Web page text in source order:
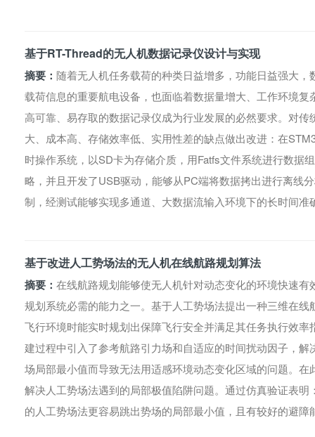
基于RT-Thread的无人机数据记录仪设计与实现
摘要： 随着无人机任务载荷的种类日益增多，功能日益强大
载荷信息的重要航电设备，也面临着数据量增大、工作环境
高可靠、易存取的数据记录仪成为行业发展的必然要求。对
大、成本高、存储效率低、实用性差的缺点做出改进：在
时操作系统，以SD卡为存储介质，用Fatfs文件系统进行数据
略，并且开发了USB驱动，能够从PC端将数据拷出进行离线
制，经测试能够实现多通道、大数据流输入环境下的长时间准
基于改进人工势场法的无人机在线航路规划算法
摘要： 在线航路规划能够使无人机针对动态变化的环境快速
规划系统必需的能力之一。基于人工势场法提出一种三维在
飞行环境时能实时规划出保障飞行安全并满足其任务执行效
建过程中引入了参考航路引力场和自适应的时间扰动因子，
场局部最小值而导致无法用适感环境动态变化区域的问题。
解决人工势场法遇到的局部极值陷阱问题。通过仿真验证表
的人工势场法更容易跳出势场的局部最小值，且有较好的避障